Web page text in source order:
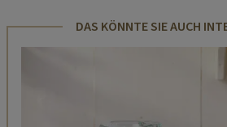
DAS KÖNNTE SIE AUCH